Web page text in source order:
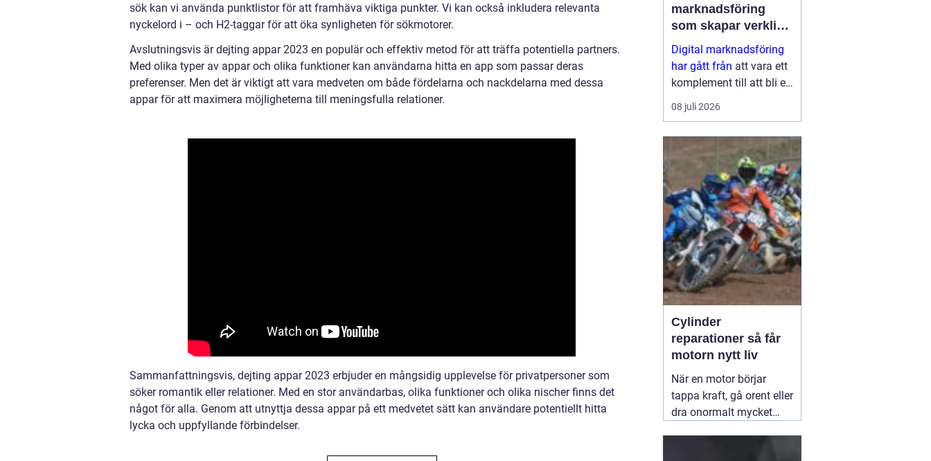
sök kan vi använda punktlistor för att framhäva viktiga punkter. Vi kan också inkludera relevanta
nyckelord i – och H2-taggar för att öka synligheten för sökmotorer.
Avslutningsvis är dejting appar 2023 en populär och effektiv metod för att träffa potentiella partners.
Med olika typer av appar och olika funktioner kan användarna hitta en app som passar deras
preferenser. Men det är viktigt att vara medveten om både fördelarna och nackdelarna med dessa
appar för att maximera möjligheterna till meningsfulla relationer.
Sammanfattningsvis, dejting appar 2023 erbjuder en mångsidig upplevelse för privatpersoner som
söker romantik eller relationer. Med en stor användarbas, olika funktioner och olika nischer finns det
något för alla. Genom att utnyttja dessa appar på ett medvetet sätt kan användare potentiellt hitta
lycka och uppfyllande förbindelser.
marknadsföring
som skapar verkliga
resultat
Digital marknadsföring
har gått från att vara ett
komplement till att bli en
central del i hur företag
växer, bygger förtroende
08 juli 2026
Cylinder
reparationer så får
motorn nytt liv
När en motor börjar
tappa kraft, gå orent eller
dra onormalt mycket